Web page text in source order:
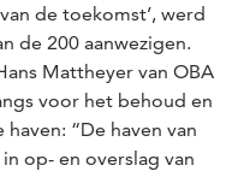
de toekomst’, werd
de 200 aanwezigen.
Mattheyer van OBA
voor het behoud en
“De haven van
op- en overslag van